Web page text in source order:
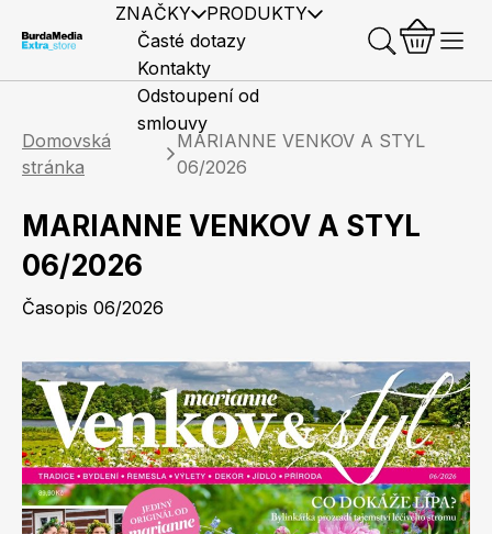
ZNAČKY PRODUKTY
Elle
Marianne Elle Decoration
Předplatné časopisů
Knihy Merch
Časté dotazy
Kontakty
Odstoupení od
smlouvy
Domovská
stránka
MARIANNE VENKOV A STYL
06/2026
MARIANNE VENKOV A STYL
06/2026
Časopis 06/2026